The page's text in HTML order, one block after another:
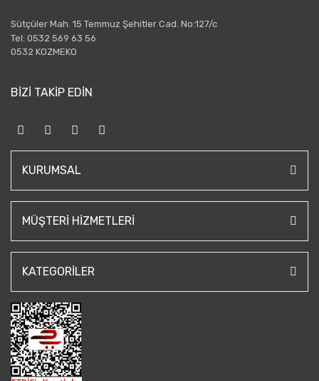
Sütçüler Mah. 15 Temmuz Şehitler Cad. No:127/c
Tel: 0532 569 63 56
0532 KOZMEKO
BİZİ TAKİP EDİN
KURUMSAL
MÜŞTERI HIZMETLERI
KATEGORILER